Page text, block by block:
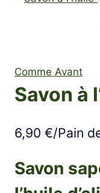
Comme Avant
Savon à
6,90 €/Pain
Savon